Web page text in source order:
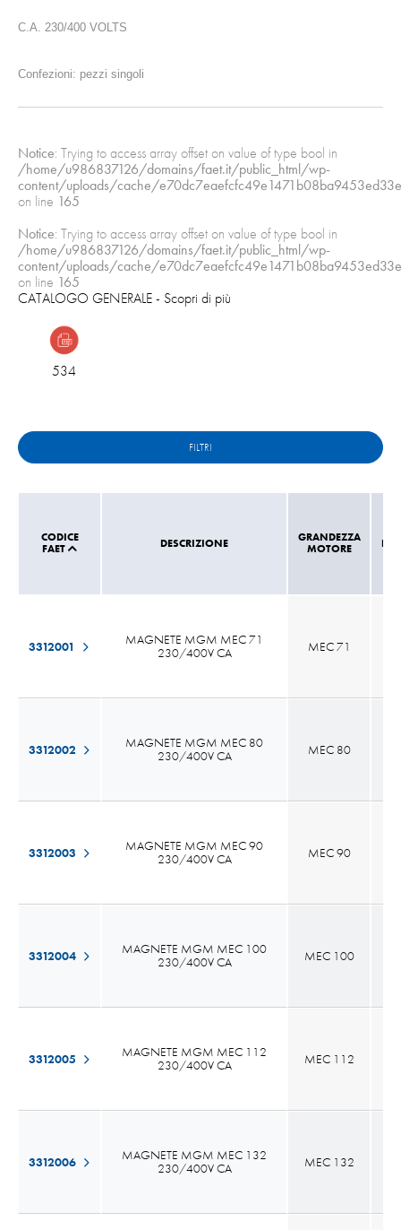
C.A. 230/400 VOLTS
Confezioni: pezzi singoli
Notice: Trying to access array offset on value of type bool in
/home/u986837126/domains/faet.it/public_html/wp-
content/uploads/cache/
on line 165
Notice: Trying to access array offset on value of type bool in
/home/u986837126/domains/faet.it/public_html/wp-
content/uploads/cache/
on line 165
CATALOGO GENERALE- Scopri di più
534
FILTRI
CODICE
FAET
DESCRIZIONE
3312001
MAGNETE MGM MEC 71
230/400V CA
3312002
MAGNETE MGM MEC 80
230/400V CA
3312003
MAGNETE MGM MEC 90
230/400V CA
3312004
MAGNETE MGM MEC 100
230/400V CA
3312005
MAGNETE MGM MEC 112
230/400V CA
3312006
MAGNETE MGM MEC 132
230/400V CA
GRANDEZZA
MOTORE
MEC 71
MEC 80
MEC 90
MEC 100
MEC 112
MEC 132